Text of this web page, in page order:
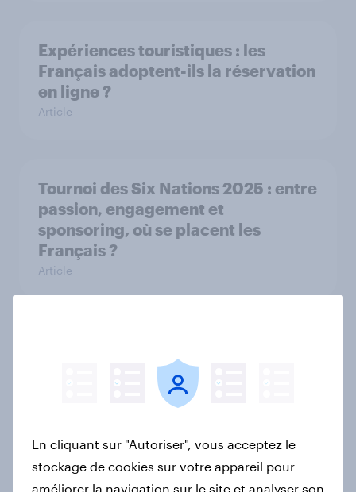
Expériences touristiques : les
Français adoptent-ils la réservation
en ligne ?
Article
Tournoi des Six Nations 2025 : entre
passion, engagement et
sponsoring, où se placent les
Français ?
Article
Soldes d’hiver 2025 : ce que les
marques doivent savoir sur les
comportements d’achat des
En cliquant sur "Autoriser", vous acceptez le
stockage de cookies sur votre appareil pour
améliorer la navigation sur le site et analyser son